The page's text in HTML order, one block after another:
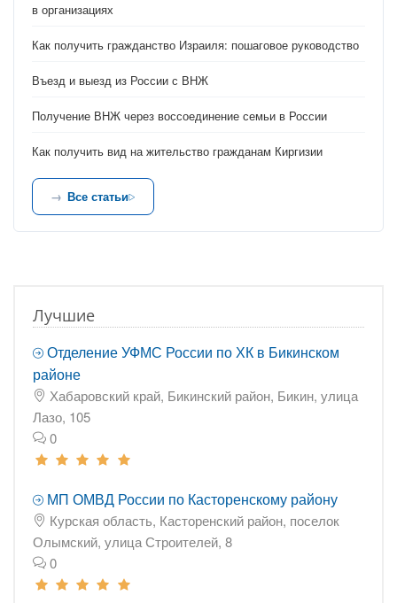
в организациях
Как получить гражданство Израиля: пошаговое руководство
Въезд и выезд из России с ВНЖ
Получение ВНЖ через воссоединение семьи в России
Как получить вид на жительство гражданам Киргизии
Все статьи
Лучшие
Отделение УФМС России по ХК в Бикинском
районе
Хабаровский край, Бикинский район, Бикин, улица
Лазо, 105
0
МП ОМВД России по Касторенскому району
Курская область, Касторенский район, поселок
Олымский, улица Строителей, 8
0